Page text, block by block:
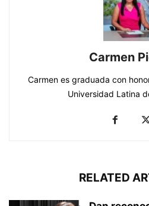
Carmen
Carmen es graduada con
Universidad Latina
RELATED